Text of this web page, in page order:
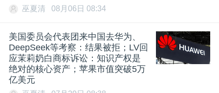
巫夏清 08月06日 08:34
美国委员会代表团来中国去华为、
DeepSeek等考察：结果被拒；LV回
应茉莉奶白商标诉讼：知识产权是
绝对的核心资产；苹果市值突破5万
亿美元